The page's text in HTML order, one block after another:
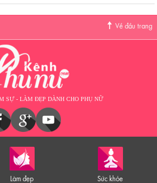
Về đầu trang
SỰ - LÀM ĐẸP DÀNH CHO PHỤ NỮ
Làm đẹp Sức khỏe